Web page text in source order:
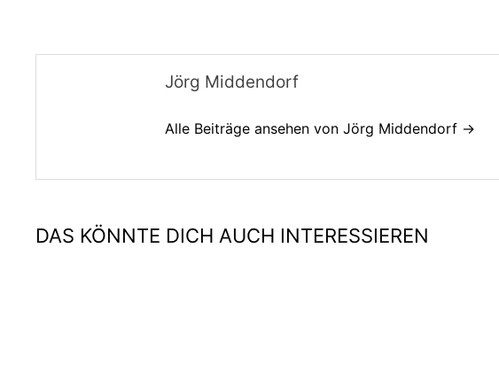
Jörg Middendorf
Alle Beiträge ansehen von Jörg Middendorf →
DAS KÖNNTE DICH AUCH INTERESSIEREN